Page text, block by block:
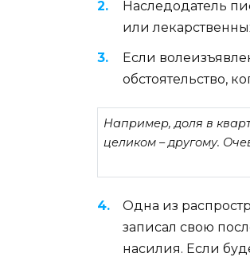
Наследодатель
или
Если
обстоятельство,
Например, доля в
целиком – другому.
Одна из
записал свою
насилия. Если